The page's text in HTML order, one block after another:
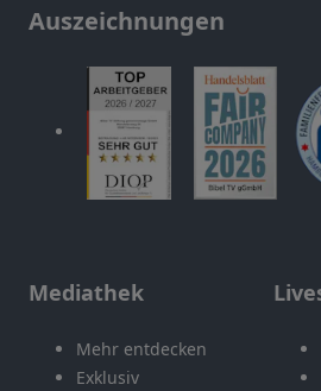
Auszeichnungen
Mediathek
Mehr entdecken
Exklusiv